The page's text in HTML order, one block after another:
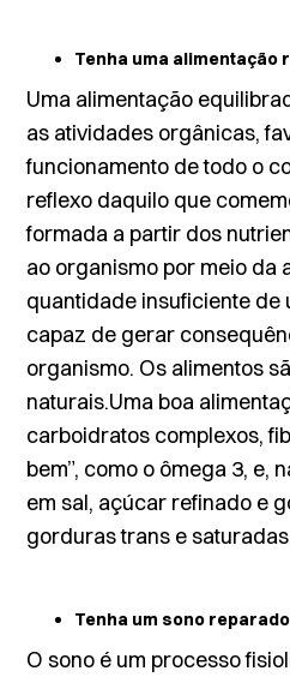
Tenha uma alimentação
Uma alimentação
as atividades orgânicas,
funcionamento de todo o
reflexo daquilo que
formada a partir dos
ao organismo por meio da
quantidade insuficiente de
capaz de gerar
organismo. Os alimentos
naturais.Uma boa
carboidratos complexos,
bem”, como o ômega 3, e,
em sal, açúcar refinado e
gorduras trans e
Tenha um sono
O sono é um processo